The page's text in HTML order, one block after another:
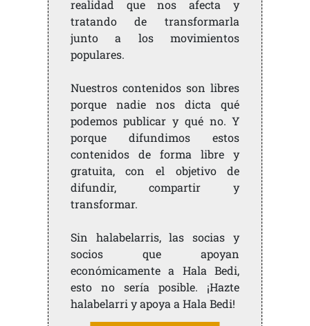
realidad que nos afecta y
tratando de transformarla
junto a los movimientos
populares.
Nuestros contenidos son libres
porque nadie nos dicta qué
podemos publicar y qué no. Y
porque difundimos estos
contenidos de forma libre y
gratuita, con el objetivo de
difundir, compartir y
transformar.
Sin halabelarris, las socias y
socios que apoyan
económicamente a Hala Bedi,
esto no sería posible. ¡Hazte
halabelarri y apoya a Hala Bedi!